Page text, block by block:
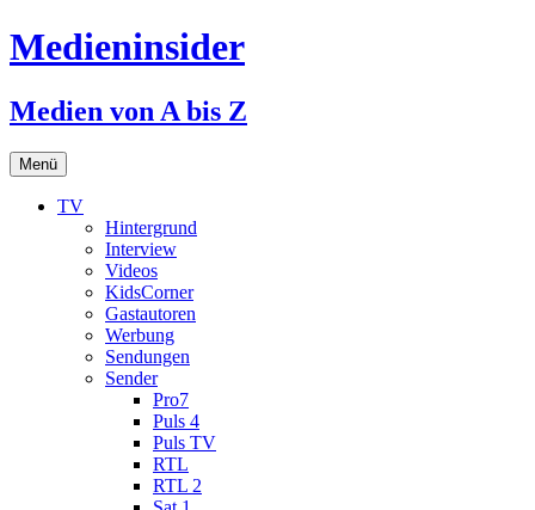
Medieninsider
Medien von A bis Z
Menü Zum
Inhalt
springen
TV
Hintergrund
Interview
Videos
KidsCorner
Gastautoren
Werbung
Sendungen
Sender
Pro7
Puls 4
Puls TV
RTL
RTL 2